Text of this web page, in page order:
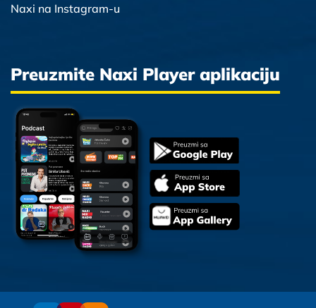
Naxi na Instagram-u
Preuzmite Naxi Player aplikaciju